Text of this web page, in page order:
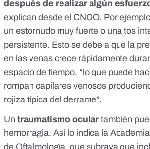
después de realizar algún
explican desde el CNOO. Por
un estornudo muy fuerte o una tos
persistente. Esto se debe a que la
en las venas crece rápidamente
espacio de tiempo, “lo que puede
rompan capilares venosos
rojiza típica del derrame”.
Un traumatismo ocular también
hemorragia. Así lo indica la
de Oftalmología, que subraya que